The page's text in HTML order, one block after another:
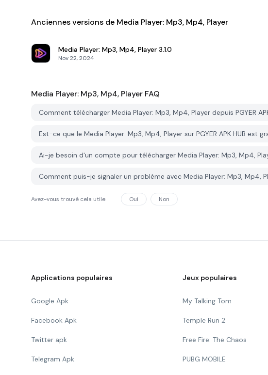
Anciennes versions de Media Player: Mp3, Mp4, Player
Media Player: Mp3, Mp4, Player 3.1.0
Nov 22, 2024
Media Player: Mp3, Mp4, Player FAQ
Comment télécharger Media Player: Mp3, Mp4, Player depuis PGYER
Est-ce que le Media Player: Mp3, Mp4, Player sur PGYER APK HUB est
Ai-je besoin d'un compte pour télécharger Media Player: Mp3, Mp4,
Comment puis-je signaler un problème avec Media Player: Mp3, Mp4,
Avez-vous trouvé cela utile Oui Non
Applications populaires
Google Apk
Facebook Apk
Twitter apk
Telegram Apk
Jeux populaires
My Talking Tom
Temple Run 2
Free Fire: The Chaos
PUBG MOBILE